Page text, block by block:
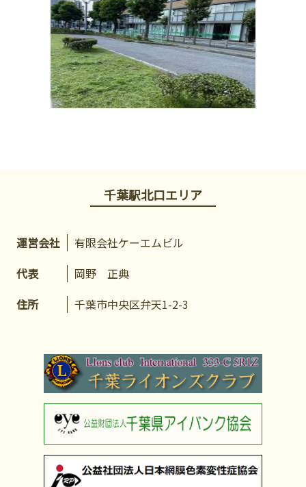
千葉駅北口エリア
運営会社
有限会社ケーエムビル
代表
岡野 正典
住所
千葉市中央区弁天1-2-3